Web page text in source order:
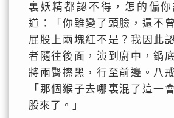
裏妖精都認不得，怎的偏
道：「你雖變了頭臉，還不
屁股上兩塊紅不是？我因此
者隨往後面，演到廚中，鍋
將兩臀擦黑，行至前邊。八
「那個猴子去哪裏混了這一
股來了。」